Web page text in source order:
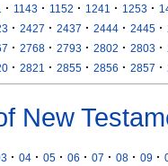
· 1143 · 1152 · 1241 · 1253 ·
· 2427 · 2437 · 2444 · 2445 ·
· 2768 · 2793 · 2802 · 2803 ·
· 2821 · 2855 · 2856 · 2857 ·
New
· 04 · 05 · 06 · 07 · 08 · 09 ·